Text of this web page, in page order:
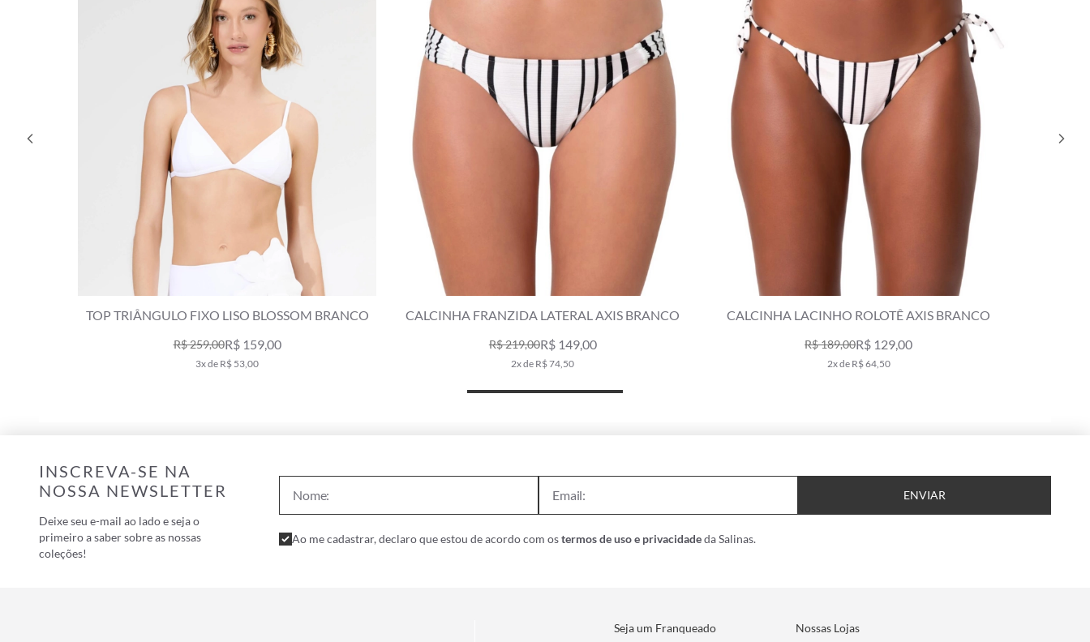
TOP TRIÂNGULO FIXO LISO BLOSSOM BRANCO
R$ 259,00R$ 159,00
3x de R$ 53,00
CALCINHA FRANZIDA LATERAL AXIS BRANCO
R$ 219,00R$ 149,00
2x de R$ 74,50
CALCINHA LACINHO ROLOTÊ AXIS BRANCO
R$ 189,00R$ 129,00
2x de R$ 64,50
INSCREVA-SE NA
NOSSA NEWSLETTER
Deixe seu e-mail ao lado e seja o
primeiro a saber sobre as nossas
coleções!
ENVIAR
Ao me cadastrar, declaro que estou de acordo com ostermos de uso e privacidadeda Salinas.
Seja um Franqueado Nossas Lojas